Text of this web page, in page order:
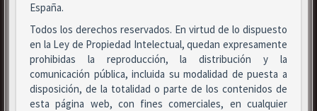
España.
Todos los derechos reservados. En virtud de lo dispuesto
en la Ley de Propiedad Intelectual, quedan expresamente
prohibidas la reproducción, la distribución y la
comunicación pública, incluida su modalidad de puesta a
disposición, de la totalidad o parte de los contenidos de
esta página web, con fines comerciales, en cualquier